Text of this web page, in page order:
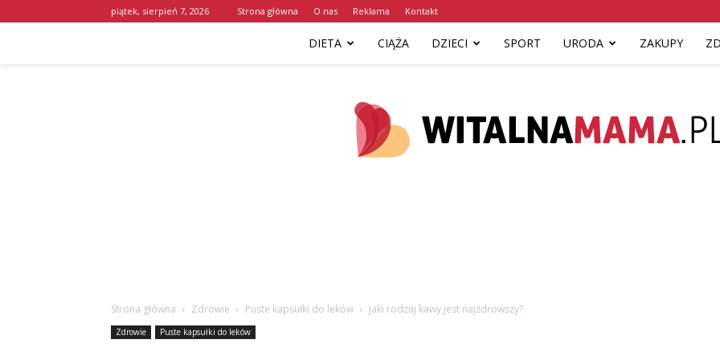
piątek, sierpień 7, 2026 Strona główna O nas Reklama Kontakt
DIETA CIĄŻA DZIECI SPORT URODA ZAKUPY
Strona główna Zdrowie Puste kapsułki do leków Jaki rodzaj kawy jest najzdrowszy?
Zdrowie Puste kapsułki do leków